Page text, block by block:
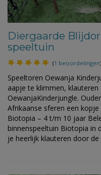
Diergaarde
speeltuin
(1 beoordelingen)
Speeltoren Oewanja
aapje te klimmen, klauteren
OewanjaKinderjungle.
Afrikaanse sferen een
Biotopia – 4 t/m 10 jaar
binnenspeeltuin Biotopia in
je heerlijk klauteren door